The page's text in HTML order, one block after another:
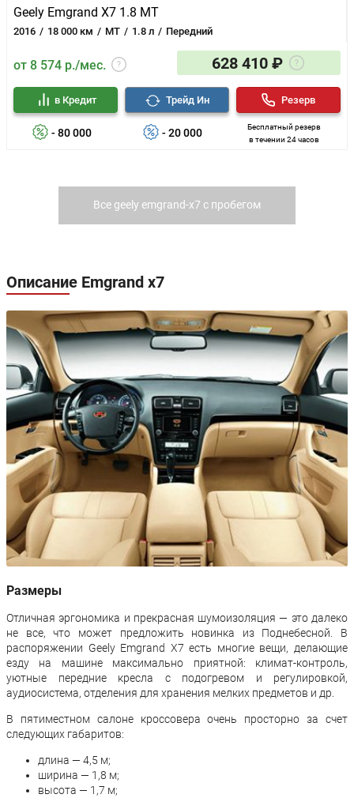
Geely Emgrand X7 1.8 MT
2016 18 000 км MT 1.8 л Передний
от 8 574 р./мес. 628 410 ₽
- 80 000
в Кредит
- 20 000
Трейд Ин
Бесплатный резерв
в течении 24 часов
Резерв
Все geely emgrand-x7 с пробегом
Описание Emgrand x7
Размеры
Отличная эргономика и прекрасная шумоизоляция — это далеко
не все, что может предложить новинка из Поднебесной. В
распоряжении Geely Emgrand X7 есть многие вещи, делающие
езду на машине максимально приятной: климат-контроль,
уютные передние кресла с подогревом и регулировкой,
аудиосистема, отделения для хранения мелких предметов и др.
В пятиместном салоне кроссовера очень просторно за счет
следующих габаритов:
длина — 4,5 м;
ширина — 1,8 м;
высота — 1,7 м;